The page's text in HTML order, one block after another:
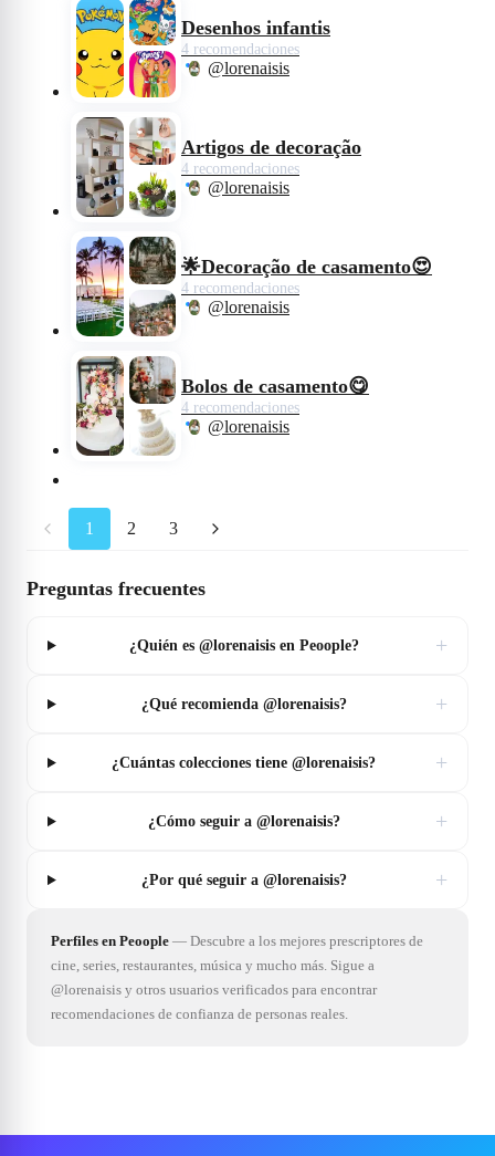
Desenhos infantis
4 recomendaciones
@lorenaisis
Artigos de decoração
4 recomendaciones
@lorenaisis
🌟Decoração de casamento😍
4 recomendaciones
@lorenaisis
Bolos de casamento😋
4 recomendaciones
@lorenaisis
1 2 3
Preguntas frecuentes
¿Quién es @lorenaisis en Peoople? +
¿Qué recomienda @lorenaisis? +
¿Cuántas colecciones tiene @lorenaisis? +
¿Cómo seguir a @lorenaisis? +
¿Por qué seguir a @lorenaisis? +
Perfiles en Peoople — Descubre a los mejores prescriptores de
cine, series, restaurantes, música y mucho más. Sigue a
@lorenaisis y otros usuarios verificados para encontrar
recomendaciones de confianza de personas reales.